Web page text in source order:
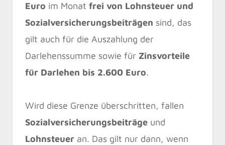
Euro im Monat frei von Lohnsteuer und
Sozialversicherungsbeiträgen sind, das
gilt auch für die Auszahlung der
Darlehenssumme sowie für Zinsvorteile
für Darlehen bis 2.600 Euro.
Wird diese Grenze überschritten, fallen
Sozialversicherungsbeiträge und
Lohnsteuer an. Das gilt nur dann, wenn